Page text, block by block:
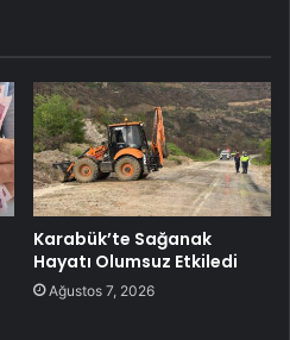
Karabük’te Sağanak
Hayatı Olumsuz Etkiledi
Ağustos 7, 2026